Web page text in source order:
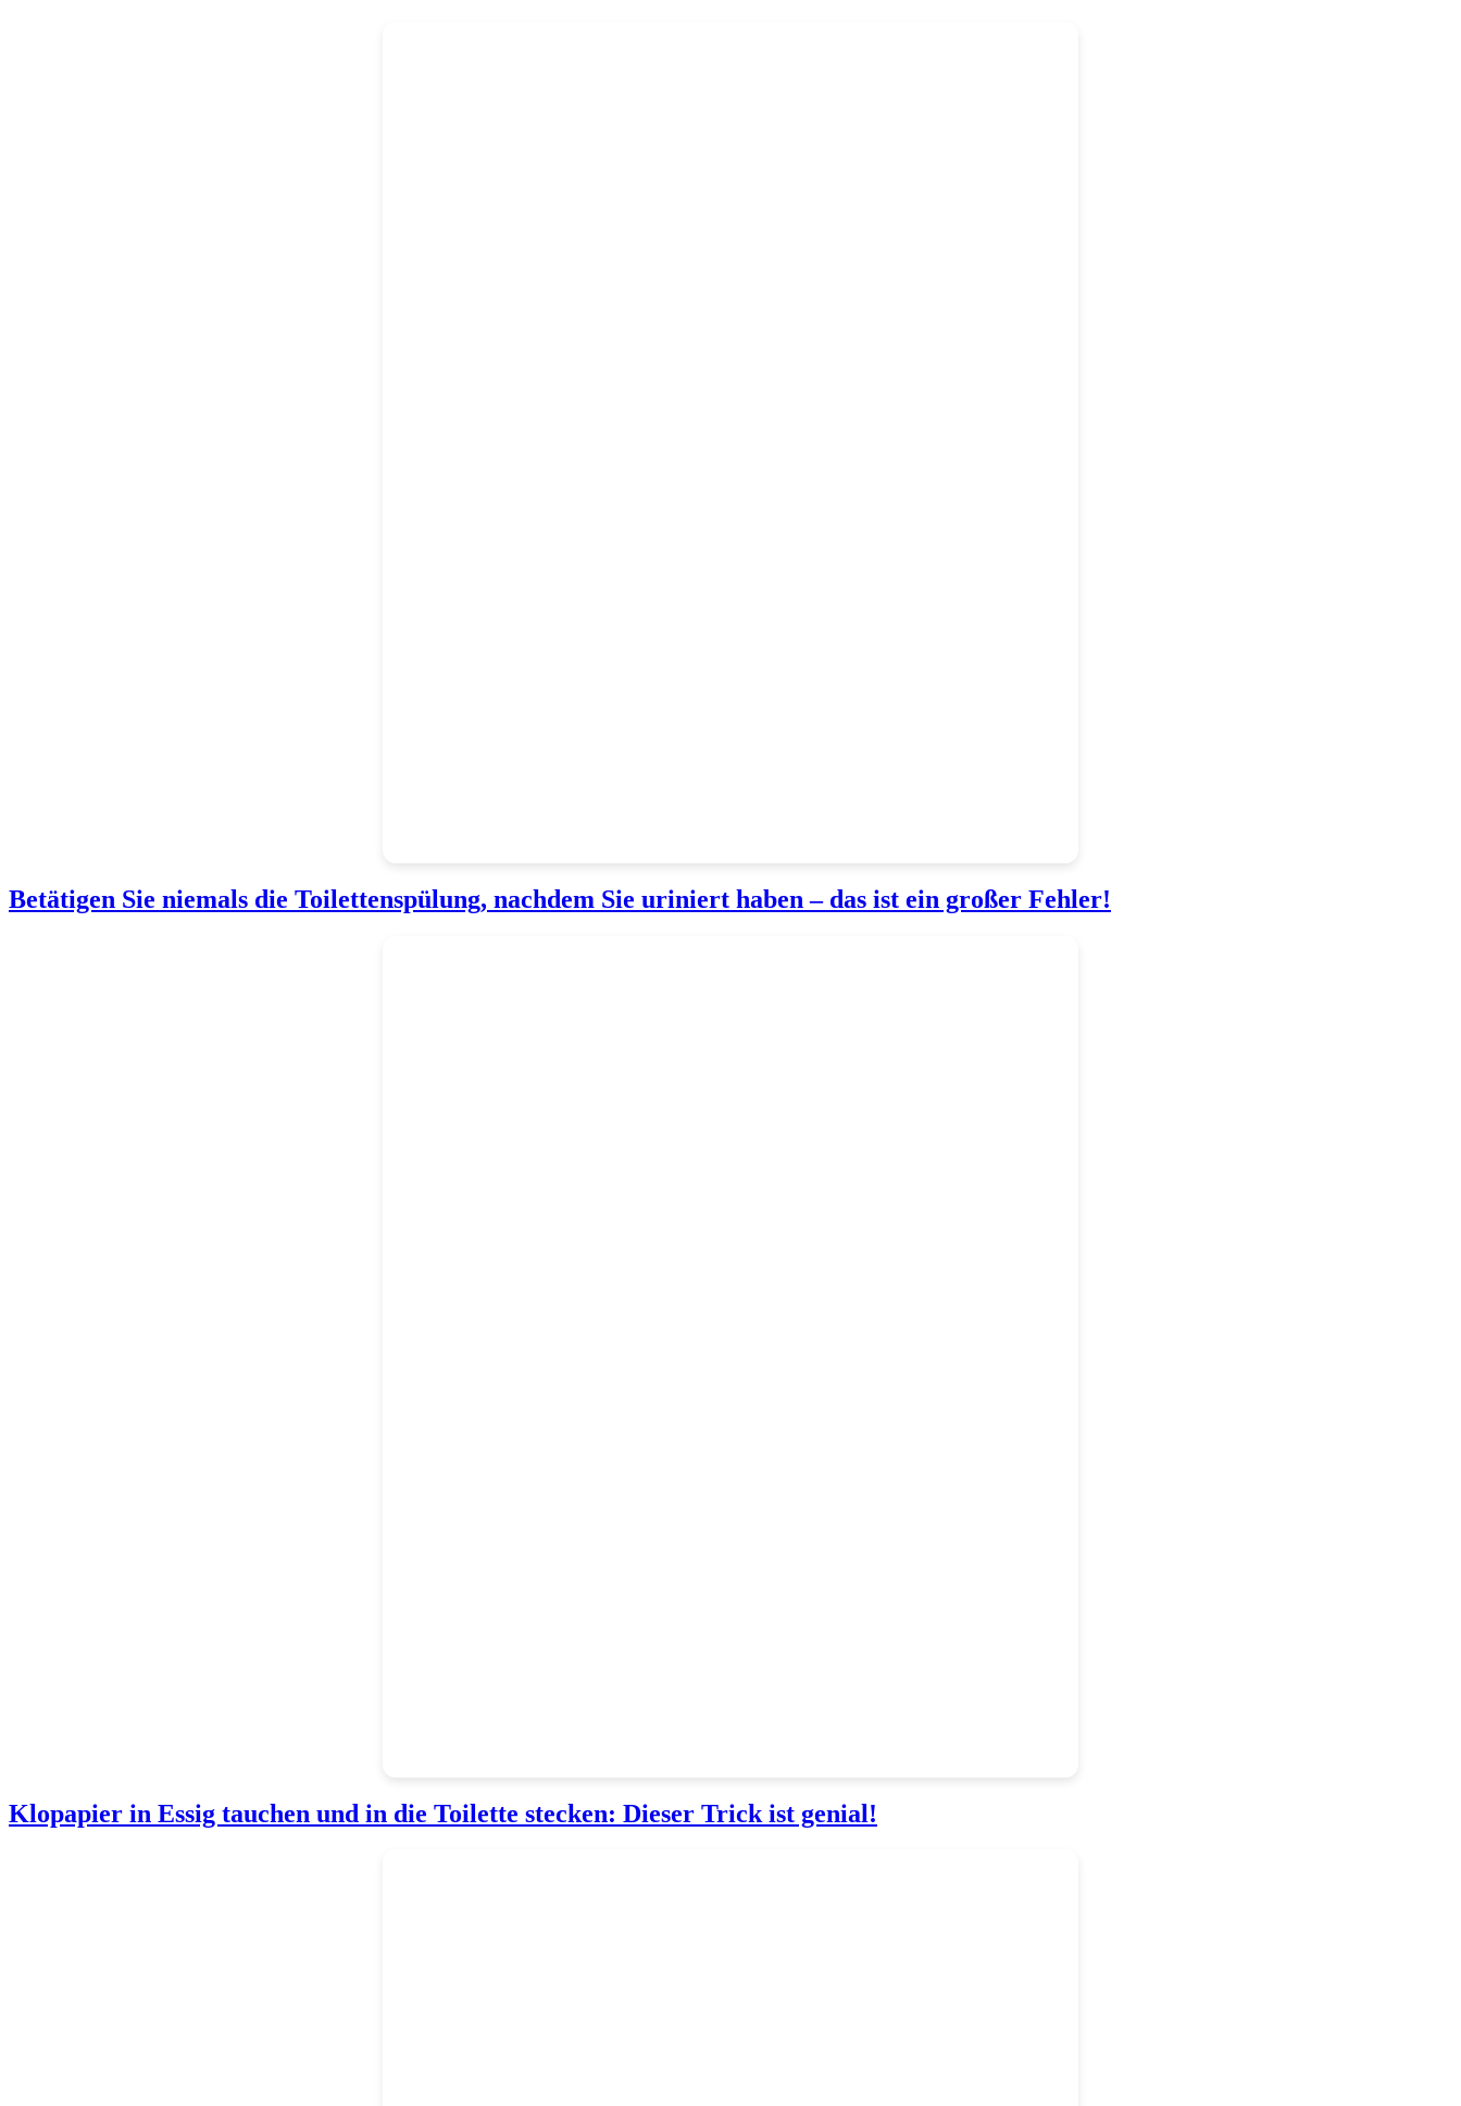
Betätigen Sie niemals die Toilettenspülung, nachdem Sie uriniert haben – das ist ein großer Fehler!
Klopapier in Essig tauchen und in die Toilette stecken: Dieser Trick ist genial!